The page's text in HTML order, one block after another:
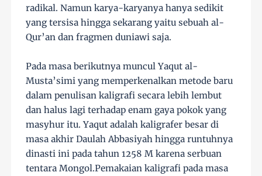
radikal. Namun karya-karyanya hanya sedikit
yang tersisa hingga sekarang yaitu sebuah al-
Qur’an dan fragmen duniawi saja.
Pada masa berikutnya muncul Yaqut al-
Musta’simi yang memperkenalkan metode baru
dalam penulisan kaligrafi secara lebih lembut
dan halus lagi terhadap enam gaya pokok yang
masyhur itu. Yaqut adalah kaligrafer besar di
masa akhir Daulah Abbasiyah hingga runtuhnya
dinasti ini pada tahun 1258 M karena serbuan
tentara Mongol.Pemakaian kaligrafi pada masa